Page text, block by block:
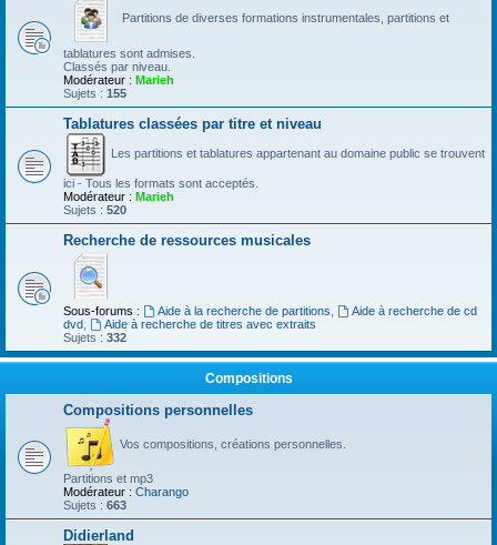
Partitions de diverses formations instrumentales, partitions et
tablatures sont admises.
Classés par niveau.
Modérateur : Marieh
Sujets : 155
Tablatures classées par titre et niveau
Les partitions et tablatures appartenant au domaine public se trouvent
ici - Tous les formats sont acceptés.
Modérateur : Marieh
Sujets : 520
Recherche de ressources musicales
Sous-forums : Aide à la recherche de partitions
Aide à recherche de cd
dvd
Aide à recherche de titres avec extraits
Sujets : 332
Compositions
Compositions personnelles
Vos compositions, créations personnelles.
Partitions et mp3
Modérateur : Charango
Sujets : 663
Didierland